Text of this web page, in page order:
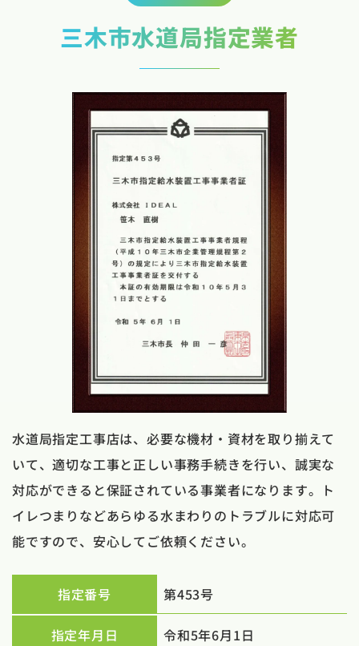
三木市水道局指定業者
水道局指定工事店は、必要な機材・資材を取り揃えて
いて、適切な工事と正しい事務手続きを行い、誠実な
対応ができると保証されている事業者になります。ト
イレつまりなどあらゆる水まわりのトラブルに対応可
能ですので、安心してご依頼ください。
指定番号 第453号
指定年月日 令和5年6月1日